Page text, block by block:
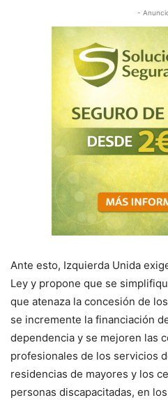
-
Ante esto, Izquierda Unida
Ley y propone que se
que atenaza la concesión de
se incremente la financiación
dependencia y se mejoren las
profesionales de los servicios
residencias de mayores y los
personas discapacitadas, en